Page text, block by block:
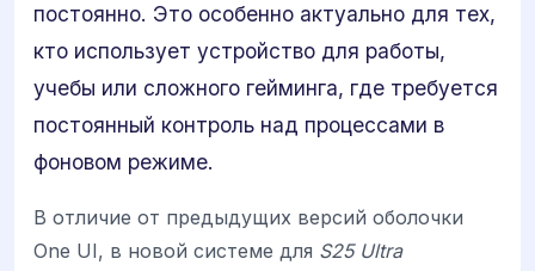
постоянно. Это особенно актуально для тех,
кто использует устройство для работы,
учебы или сложного гейминга, где требуется
постоянный контроль над процессами в
фоновом режиме.
В отличие от предыдущих версий оболочки
One UI, в новой системе для S25 Ultra